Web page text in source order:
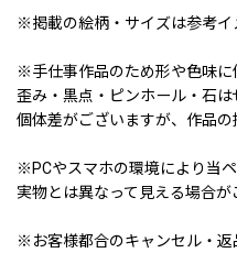
※掲載の絵柄・サイズは参考イ
※手仕事作品のため形や色味に
歪み・黒点・ピンホール・石
個体差がございますが、作品の
※PCやスマホの環境により当
実物とは異なって見える場合が
※お客様都合のキャンセル・返